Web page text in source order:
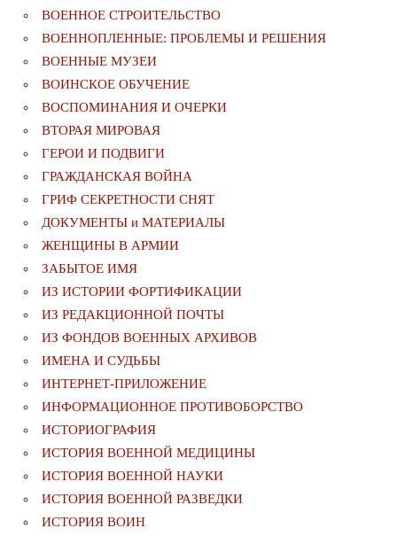
ВОЕННОЕ СТРОИТЕЛЬСТВО
ВОЕННОПЛЕННЫЕ: ПРОБЛЕМЫ И РЕШЕНИЯ
ВОЕННЫЕ МУЗЕИ
ВОИНСКОЕ ОБУЧЕНИЕ
ВОСПОМИНАНИЯ И ОЧЕРКИ
ВТОРАЯ МИРОВАЯ
ГЕРОИ И ПОДВИГИ
ГРАЖДАНСКАЯ ВОЙНА
ГРИФ СЕКРЕТНОСТИ СНЯТ
ДОКУМЕНТЫ и МАТЕРИАЛЫ
ЖЕНЩИНЫ В АРМИИ
ЗАБЫТОЕ ИМЯ
ИЗ ИСТОРИИ ФОРТИФИКАЦИИ
ИЗ РЕДАКЦИОННОЙ ПОЧТЫ
ИЗ ФОНДОВ ВОЕННЫХ АРХИВОВ
ИМЕНА И СУДЬБЫ
ИНТЕРНЕТ-ПРИЛОЖЕНИЕ
ИНФОРМАЦИОННОЕ ПРОТИВОБОРСТВО
ИСТОРИОГРАФИЯ
ИСТОРИЯ ВОЕННОЙ МЕДИЦИНЫ
ИСТОРИЯ ВОЕННОЙ НАУКИ
ИСТОРИЯ ВОЕННОЙ РАЗВЕДКИ
ИСТОРИЯ ВОИН